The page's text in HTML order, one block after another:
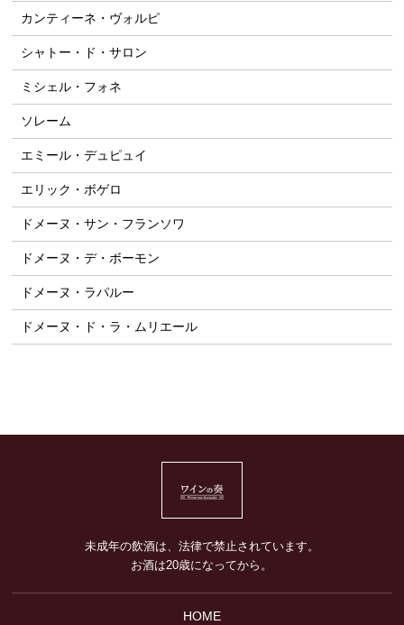
カンティーネ・ヴォルピ
シャトー・ド・サロン
ミシェル・フォネ
ソレーム
エミール・デュピュイ
エリック・ボゲロ
ドメーヌ・サン・フランソワ
ドメーヌ・デ・ボーモン
ドメーヌ・ラパルー
ドメーヌ・ド・ラ・ムリエール
未成年の飲酒は、法律で禁止されています。
お酒は20歳になってから。
HOME